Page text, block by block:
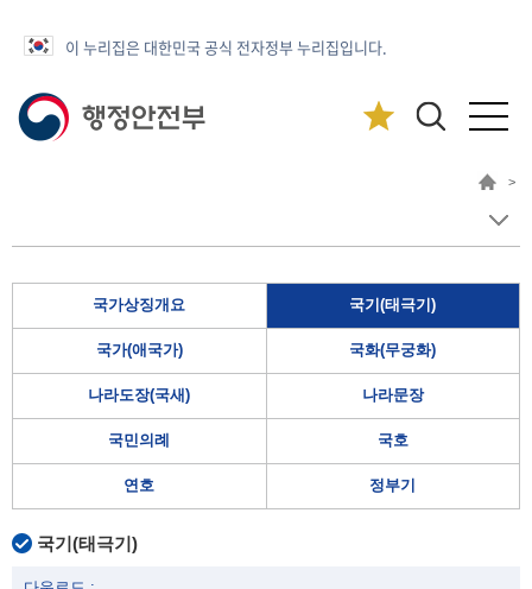
이 누리집은 대한민국 공식 전자정부 누리집입니다.
>
국가상징개요 국기(태극기)
국가(애국가) 국화(무궁화)
나라도장(국새) 나라문장
국민의례 국호
연호 정부기
국기(태극기)